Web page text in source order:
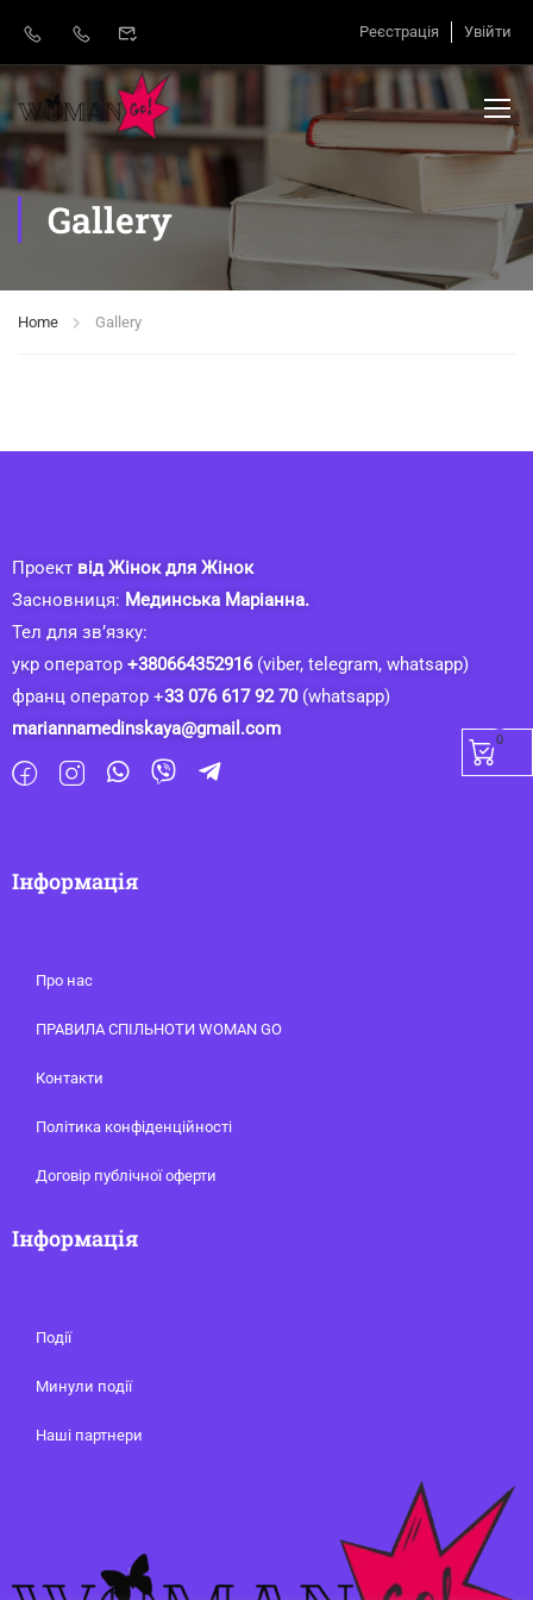
Реєстрація Увійти
Gallery
Home Gallery
Проект від Жінок для Жінок
Засновниця: Мединська Маріанна.
Тел для зв’язку:
укр оператор +380664352916(viber, telegram, whatsapp)
франц оператор +33 076 617 92 70(whatsapp)
mariannamedinskaya@gmail.com
Інформація
Про нас
ПРАВИЛА СПІЛЬНОТИ WOMAN GO
Контакти
Політика конфіденційності
Договір публічної оферти
Інформація
Події
Минули події
Наші партнери
0